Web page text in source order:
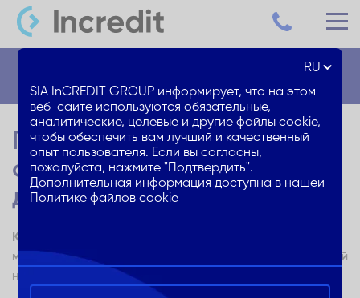
Персональный бюджет: 7
советов, как накопить
деньги
Как собрать деньги на ремонт квартиры, покупку
машины или нового кухонного оборудования? Следуй
нашим 7 советам, и копи быстрее и легче!
RU
SIA InCREDIT GROUP информирует, что на этом
веб-сайте используются обязательные,
аналитические, целевые и другие файлы cookie,
чтобы обеспечить вам лучший и качественный
опыт пользователя. Если вы согласны,
пожалуйста, нажмите "Подтвердить".
Дополнительная информация доступна в нашей
Политике файлов cookie